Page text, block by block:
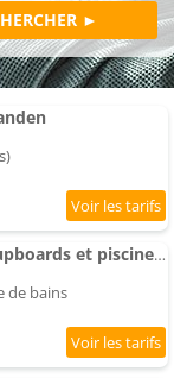
Bohemian included boat supboards et piscine 5 minutes by boat de parking to the bohemien
de bains